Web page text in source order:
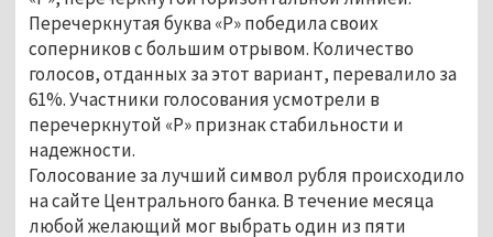
Перечеркнутая буква «Р» победила своих
соперников с большим отрывом. Количество
голосов, отданных за этот вариант, перевалило за
61%. Участники голосования усмотрели в
перечеркнутой «Р» признак стабильности и
надежности.
Голосование за лучший символ рубля происходило
на сайте Центрального банка. В течение месяца
любой желающий мог выбрать один из пяти